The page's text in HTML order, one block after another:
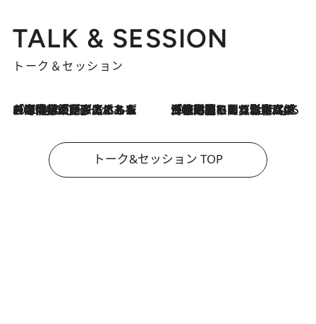
TALK & SESSION
トーク＆セッション
2026.8.3
「今後値上げがあるとすれば…」「リスクがあるのは今年の冬」エネルギー専門家が語る、ホルムズ海峡封鎖が家庭にもたらす“ある心配” 2026.8.3
「住宅建てられない…」「サーチャージ料の高値が続いている」ホルムズ海峡封鎖による影響はいつまで続く？《エネルギー専門家に聞く“どうなる日本の暮らし”》
トーク&セッション TOP